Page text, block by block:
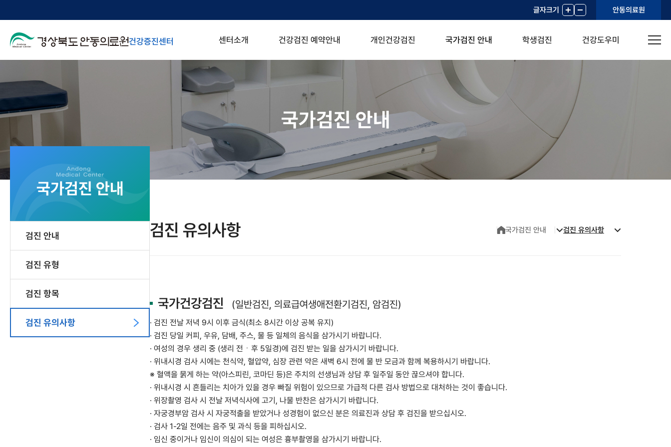
글자크기 + - 안동의료원
건강증진센터 센터소개 건강검진 예약안내 개인건강검진 국가검진 안내 학생검진 건강도우미
국가검진 안내
국가검진 안내
검진 안내
검진 유형
검진 항목
검진 유의사항
검진 유의사항 국가검진 안내 검진 유의사항
국가건강검진 (일반검진, 의료급여생애전환기검진, 암검진)
· 검진 전날 저녁 9시 이후 금식(최소 8시간 이상 공복 유지)
· 검진 당일 커피, 우유, 담배, 주스, 물 등 일체의 음식을 삼가시기 바랍니다.
· 여성의 경우 생리 중 (생리 전ㆍ후 5일경)에 검진 받는 일을 삼가시기 바랍니다.
· 위내시경 검사 시에는 천식약, 혈압약, 심장 관련 약은 새벽 6시 전에 물 반 모금과 함께 복용하시기 바랍니다.
※ 혈액을 묽게 하는 약(아스피린, 코마딘 등)은 주치의 선생님과 상담 후 일주일 동안 끊으셔야 합니다.
· 위내시경 시 흔들리는 치아가 있을 경우 빠질 위험이 있으므로 가급적 다른 검사 방법으로 대처하는 것이 좋습니다.
· 위장촬영 검사 시 전날 저녁식사에 고기, 나물 반찬은 삼가시기 바랍니다.
· 자궁경부암 검사 시 자궁적출을 받았거나 성경험이 없으신 분은 의료진과 상담 후 검진을 받으십시오.
· 검사 1-2일 전에는 음주 및 과식 등을 피하십시오.
· 임신 중이거나 임신이 의심이 되는 여성은 흉부촬영을 삼가시기 바랍니다.